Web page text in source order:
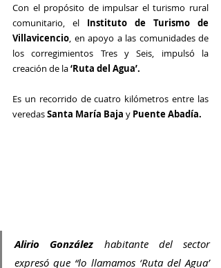
Con el propósito de impulsar el turismo rural
comunitario, el Instituto de Turismo de
Villavicencio, en apoyo a las comunidades de
los corregimientos Tres y Seis, impulsó la
creación de la ‘Ruta del Agua’.
Es un recorrido de cuatro kilómetros entre las
veredas Santa María Baja y Puente Abadía.
Alirio González habitante del sector
expresó que “lo llamamos ‘Ruta del Agua’